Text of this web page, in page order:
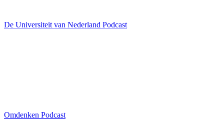
De Universiteit van Nederland Podcast
Omdenken Podcast